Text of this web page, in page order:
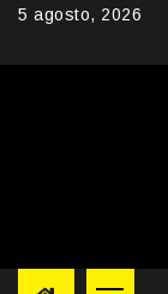
Skip5 agosto, 2026